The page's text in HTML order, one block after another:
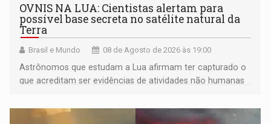
OVNIS NA LUA: Cientistas alertam para
possível base secreta no satélite natural da
Terra
Brasil e Mundo 08 de Agosto de 2026 às 19:00
Astrônomos que estudam a Lua afirmam ter capturado o
que acreditam ser evidências de atividades não humanas
órbita